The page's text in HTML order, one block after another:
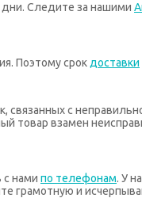
дни. Следите за нашими
Поэтому срок доставки
с
товар взамен
с нами по телефонам. У
грамотную и